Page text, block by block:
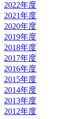
2022年度
2021年度
2020年度
2019年度
2018年度
2017年度
2016年度
2015年度
2014年度
2013年度
2012年度